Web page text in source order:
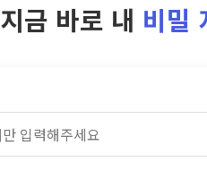
지금 바로 내 비밀